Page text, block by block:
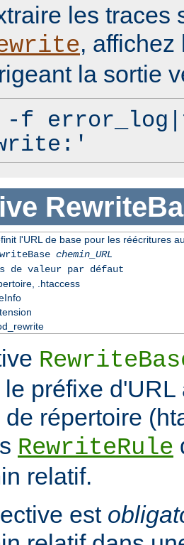
les traces
,
la sortie
f
l'URL de base pour les réécritures
chemin_URL
de valeur par défaut
.htaccess
préfixe
répertoire
RewriteRule
relatif.
est